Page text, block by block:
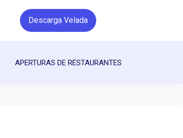
Descarga Velada
APERTURAS DE RESTAURANTES